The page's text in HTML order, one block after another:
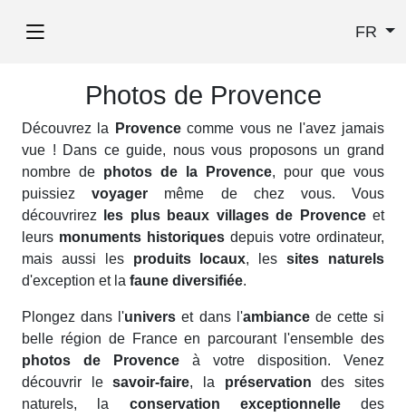
FR
Photos de Provence
Découvrez la Provencecomme vous ne l'avez jamais
vue ! Dans ce guide, nous vous proposons un grand
nombre de photos de la Provence, pour que vous
puissiezvoyager même de chez vous. Vous
découvrirez
les plus beaux villages de Provenceet
leurs monuments historiques depuis votre ordinateur,
mais aussi les produits locaux, lessites naturels
d'exception et la faune diversifiée.
Plongez dans l'univers et dans l'ambiance de cette si
belle région de France en parcourant l'ensemble des
photos de Provence à votre disposition. Venez
découvrir lesavoir-faire, la préservation des sites
naturels, la conservation exceptionnelledes